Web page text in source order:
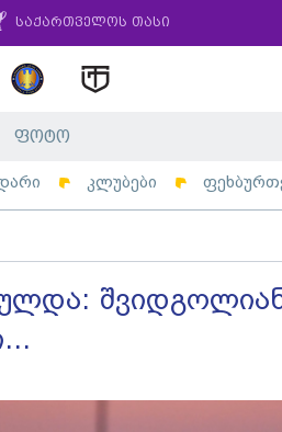
საქართველოს თასი
ფოტო
კლუბები